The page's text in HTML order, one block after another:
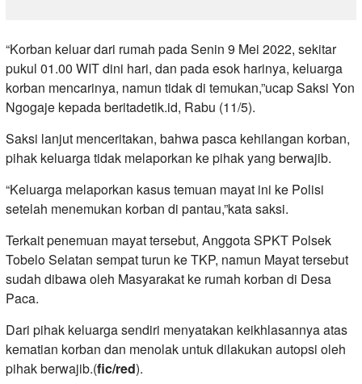
“Korban keluar dari rumah pada Senin 9 Mei 2022, sekitar
pukul 01.00 WIT dini hari, dan pada esok harinya, keluarga
korban mencarinya, namun tidak di temukan,”ucap Saksi Yon
Ngogaje kepada beritadetik.id, Rabu (11/5).
Saksi lanjut menceritakan, bahwa pasca kehilangan korban,
pihak keluarga tidak melaporkan ke pihak yang berwajib.
“Keluarga melaporkan kasus temuan mayat ini ke Polisi
setelah menemukan korban di pantau,”kata saksi.
Terkait penemuan mayat tersebut, Anggota SPKT Polsek
Tobelo Selatan sempat turun ke TKP, namun Mayat tersebut
sudah dibawa oleh Masyarakat ke rumah korban di Desa
Paca.
Dari pihak keluarga sendiri menyatakan keikhlasannya atas
kematian korban dan menolak untuk dilakukan autopsi oleh
pihak berwajib.(fic/red).